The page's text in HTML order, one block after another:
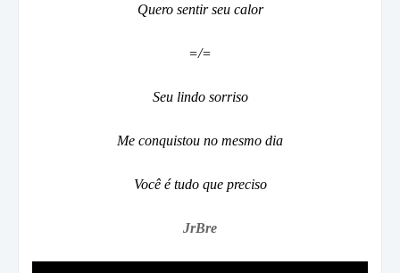
Quero sentir seu calor
=/=
Seu lindo sorriso
Me conquistou no mesmo dia
Você é tudo que preciso
JrBre